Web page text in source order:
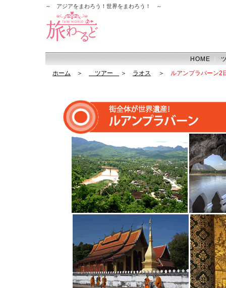
～ アジアをまわろう！世界をまわろう！ ～
HOME
ホーム ＞ ツアー ＞ ラオス ＞ ルアンプラバーン2